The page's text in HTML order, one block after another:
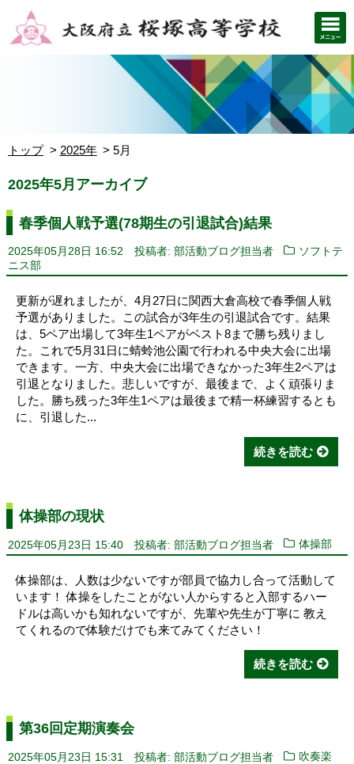
トップ 2025年 5月
2025年5月アーカイブ
春季個人戦予選(78期生の引退試合)結果
2025年05月28日 16:52 投稿者: 部活動ブログ担当者
ソフトテ
ニス部
更新が遅れましたが、4月27日に関西大倉高校で春季個人戦
予選がありました。この試合が3年生の引退試合です。結果
は、5ペア出場して3年生1ペアがベスト8まで勝ち残りまし
た。これで5月31日に蜻蛉池公園で行われる中央大会に出場
できます。一方、中央大会に出場できなかった3年生2ペアは
引退となりました。悲しいですが、最後まで、よく頑張りま
した。勝ち残った3年生1ペアは最後まで精一杯練習するとも
に、引退した...
続きを読む
体操部の現状
2025年05月23日 15:40 投稿者: 部活動ブログ担当者 体操部
体操部は、人数は少ないですが部員で協力し合って活動して
います！ 体操をしたことがない人からすると入部するハー
ドルは高いかも知れないですが、先輩や先生が丁寧に 教え
てくれるので体験だけでも来てみてください！
続きを読む
第36回定期演奏会
2025年05月23日 15:31 投稿者: 部活動ブログ担当者
吹奏楽